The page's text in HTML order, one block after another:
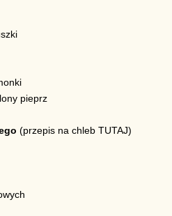
pieprz
(przepis na chleb TUTAJ)